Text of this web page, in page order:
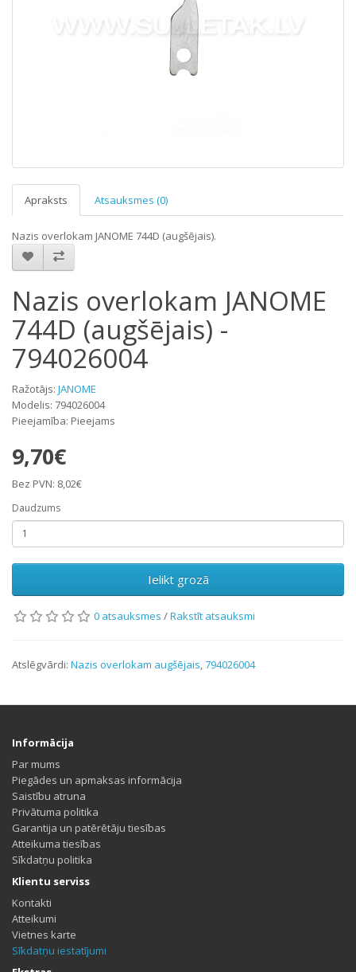
Apraksts Atsauksmes (0)
Nazis overlokam JANOME 744D (augšējais).
Nazis overlokam JANOME
744D (augšējais) -
794026004
Ražotājs: JANOME
Modelis: 794026004
Pieejamība: Pieejams
9,70€
Bez PVN: 8,02€
Daudzums
Ielikt grozā
0 atsauksmes /Rakstīt atsauksmi
Atslēgvārdi: Nazis overlokam augšējais,794026004
Informācija
Par mums
Piegādes un apmaksas informācija
Saistību atruna
Privātuma politika
Garantija un patērētāju tiesības
Atteikuma tiesības
Sīkdatņu politika
Klientu serviss
Kontakti
Atteikumi
Vietnes karte
Sīkdatņu iestatījumi